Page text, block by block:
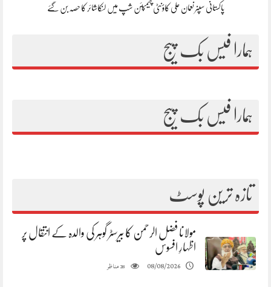
پاکستانی سپنر نعمان علی کاؤنٹی چیمپئن شپ میں لنکاشائر کا حصہ بن گئے
ہمارا فیس بک پیج
ہمارا فیس بک پیج
تازہ ترین پوسٹ
مولانا فضل الرحمن کا بیرسٹر گوہر کی والدہ کے انتقال پر
اظہارِ افسوس
08/08/2026
28مناظر